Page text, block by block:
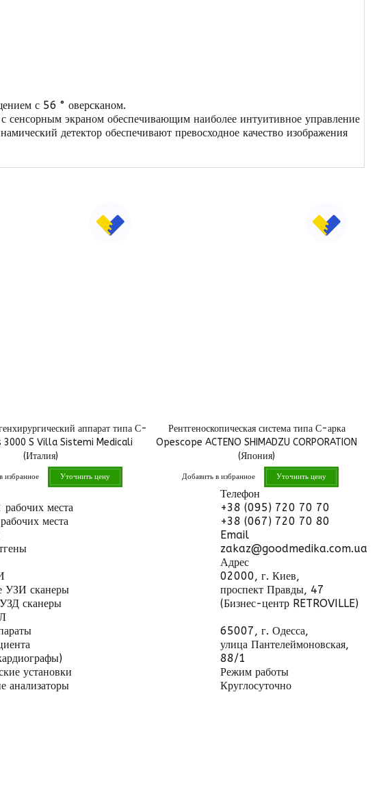
с 56 ° оверсканом.
сенсорным экраном обеспечивающим наиболее интуитивное управление
детектор обеспечивают превосходное качество изображения
аппарат типа С-
3000 S Villa Sistemi Medicali
(Италия)
избранное Уточнить цену
Рентгеноскопическая система типа С-арка
Opescope ACTENO SHIMADZU CORPORATION
(Япония)
Добавить в избранное Уточнить цену
места
места
УЗИ сканеры
сканеры
установки
анализаторы
Телефон
+38 (095) 720 70 70
+38 (067) 720 70 80
Email
zakaz@goodmedika.com.ua
Адрес
02000, г. Киев,
проспект Правды, 47
(Бизнес-центр RETROVILLE)
65007, г. Одесса,
улица Пантелеймоновская,
88/1
Режим работы
Круглосуточно